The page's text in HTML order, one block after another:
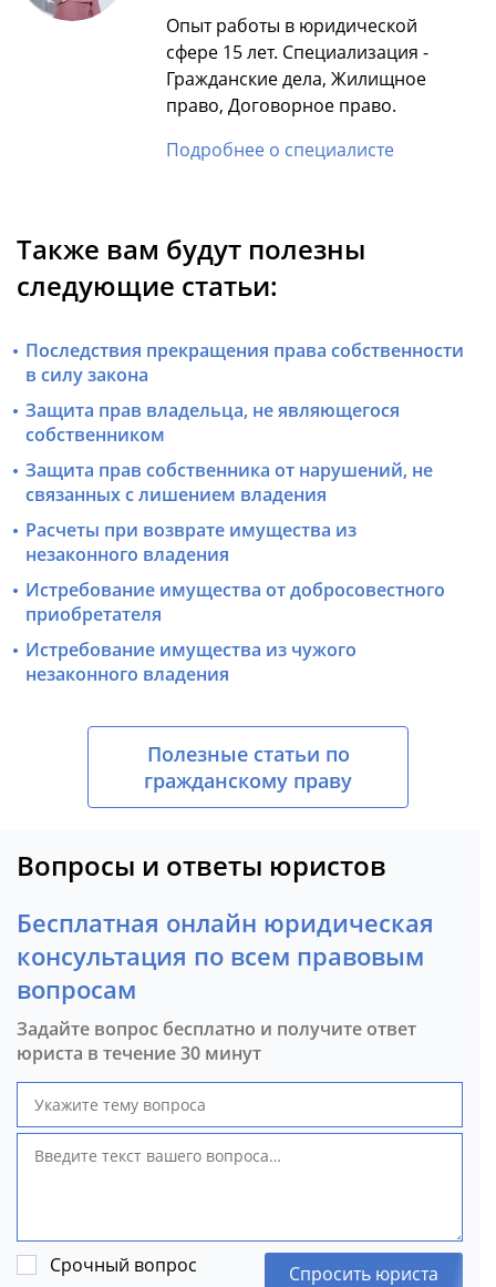
Опыт работы в юридической
сфере 15 лет. Специализация -
Гражданские дела, Жилищное
право, Договорное право.
Подробнее о специалисте
Также вам будут полезны
следующие статьи:
Последствия прекращения права собственности
в силу закона
Защита прав владельца, не являющегося
собственником
Защита прав собственника от нарушений, не
связанных с лишением владения
Расчеты при возврате имущества из
незаконного владения
Истребование имущества от добросовестного
приобретателя
Истребование имущества из чужого
незаконного владения
Полезные статьи по
гражданскому праву
Вопросы и ответы юристов
Бесплатная онлайн юридическая
консультация по всем правовым
вопросам
Задайте вопрос бесплатно и получите ответ
юриста в течение 30 минут
Срочный вопрос Спросить юриста